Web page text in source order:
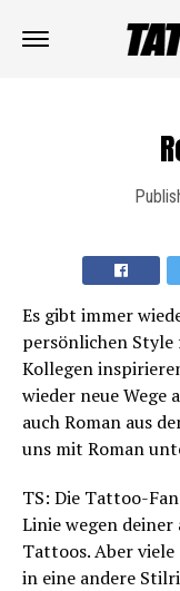
Es gibt immer
persönlichen Style
Kollegen
wieder neue Wege
auch Roman aus
uns mit Roman
TS: Die Tattoo-
Linie wegen
Tattoos. Aber
in eine andere